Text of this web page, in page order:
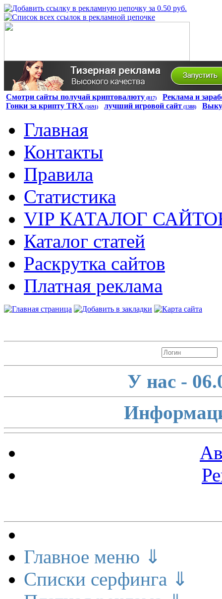
Смотри сайты получай криптовалюту (817)
Реклама и
Гонки за крипту TRX (1691) лучший игровой сайт (1388)
Главная
Контакты
Правила
Статистика
VIP КАТАЛОГ
Каталог статей
Раскрутка сайтов
Платная реклама
У нас -
Главное меню ⇓
Списки серфинга ⇓